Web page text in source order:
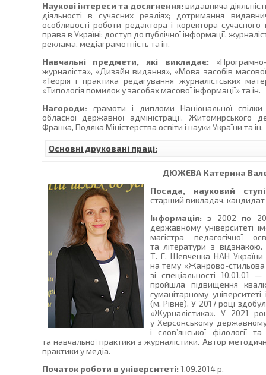
Наукові інтереси та досягнення: видавнича
діяльності в сучасних реаліях; дотримання
особливості роботи редактора і коректора
права в Україні; доступ до публічної інформації,
реклама, медіаграмотність та ін.
Навчальні предмети, які викладає:
журналіста», «Дизайн видання», «Мова засобів
«Теорія і практика редагування журналістських
«Типологія помилок у засобах масової інформації» та ін.
Нагороди: грамоти і дипломи Національної спілки
обласної державної адміністрації, Житомирського
Франка, Подяка Міністерства освіти і науки України та ін.
Основні друковані праці:
ДЮЖЕВАКатерина
Посада, науковий
старший викладач, кандидат
Інформація: з 2002 по
державному університеті
магістра педагогічної
та літератури з
Т. Г. Шевченка НАН України
на тему «Жанрово-стильова
зі спеціальності 10.01.01
пройшла підвищення
гуманітарному
(м. Рівне). У 2017 році
«Журналістика». У 2021
у Херсонському державному
і слов’янської філології
та навчальної практики з журналістики. Автор
практики у медіа.
Початок роботи в університеті: 1.09.2014 р.